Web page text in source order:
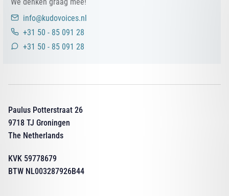
info@kudovoices.nl
+31 50 - 85 091 28
+31 50 - 85 091 28
Paulus Potterstraat 26
9718 TJ Groningen
The Netherlands
KVK 59778679
BTW NL003287926B44